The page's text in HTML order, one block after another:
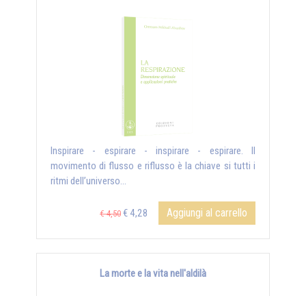
Inspirare - espirare - inspirare - espirare. Il
movimento di flusso e riflusso è la chiave si tutti i
ritmi dell’universo...
€ 4,50 € 4,28 Aggiungi al carrello
La morte e la vita nell'aldilà